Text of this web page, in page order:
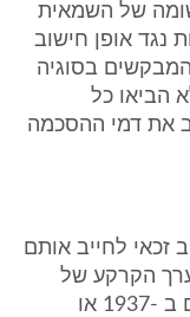
של השמאית
נגד אופן חישוב
בסוגיה
שהם לא הביאו כל
את דמי ההסכמה
זכאי לחייב אותם
הקרקע של
החלקה מיום רכישתה על ידי המנוחים ב -1937 או